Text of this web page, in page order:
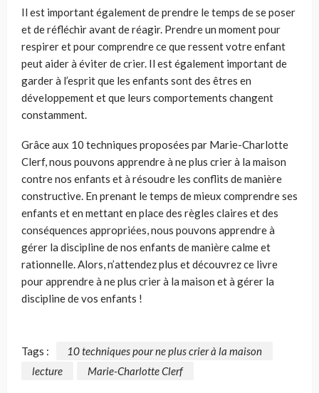
Il est important également de prendre le temps de se poser
et de réfléchir avant de réagir. Prendre un moment pour
respirer et pour comprendre ce que ressent votre enfant
peut aider à éviter de crier. Il est également important de
garder à l’esprit que les enfants sont des êtres en
développement et que leurs comportements changent
constamment.
Grâce aux 10 techniques proposées par Marie-Charlotte
Clerf, nous pouvons apprendre à ne plus crier à la maison
contre nos enfants et à résoudre les conflits de manière
constructive. En prenant le temps de mieux comprendre ses
enfants et en mettant en place des règles claires et des
conséquences appropriées, nous pouvons apprendre à
gérer la discipline de nos enfants de manière calme et
rationnelle. Alors, n’attendez plus et découvrez ce livre
pour apprendre à ne plus crier à la maison et à gérer la
discipline de vos enfants !
Tags :
10 techniques pour ne plus crier à la maison
lecture
Marie-Charlotte Clerf